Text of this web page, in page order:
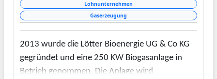
Lohnunternehmen
Gaserzeugung
2013 wurde die Lötter Bioenergie UG & Co KG
gegründet und eine 250 KW Biogasanlage in
Betrieb genommen. Die Anlage wird